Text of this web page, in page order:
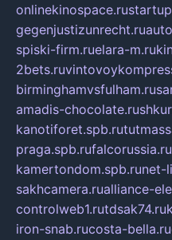
onlinekinospace.ru
gegenjustizunrecht.ru
spiski-firm.ruelara-m.ru
2bets.ru
birminghamvsfulham.ru
amadis-chocolate.ru
kanotiforet.spb.ru
praga.spb.rufalcorussia.ru
kamertondom.spb.runet-
sakhcamera.rualliance-
controlweb1.rutdsak74.ru
iron-snab.rucosta-bella.ru